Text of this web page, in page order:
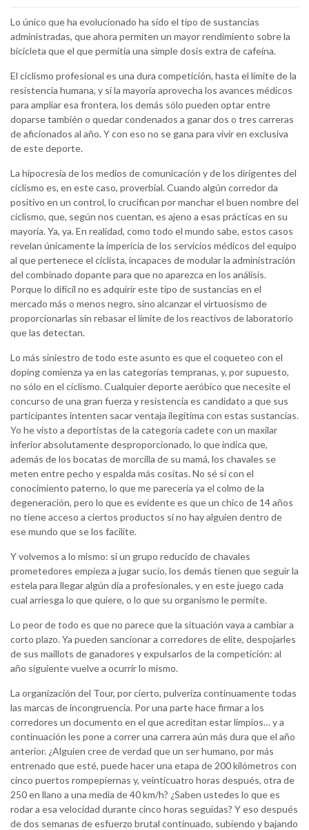
Lo único que ha evolucionado ha sido el tipo de sustancias
administradas, que ahora permiten un mayor rendimiento sobre la
bicicleta que el que permitía una simple dosis extra de cafeína.
El ciclismo profesional es una dura competición, hasta el límite de la
resistencia humana, y si la mayoría aprovecha los avances médicos
para ampliar esa frontera, los demás sólo pueden optar entre
doparse también o quedar condenados a ganar dos o tres carreras
de aficionados al año. Y con eso no se gana para vivir en exclusiva
de este deporte.
La hipocresía de los medios de comunicación y de los dirigentes del
ciclismo es, en este caso, proverbial. Cuando algún corredor da
positivo en un control, lo crucifican por manchar el buen nombre del
ciclismo, que, según nos cuentan, es ajeno a esas prácticas en su
mayoría. Ya, ya. En realidad, como todo el mundo sabe, estos casos
revelan únicamente la impericia de los servicios médicos del equipo
al que pertenece el ciclista, incapaces de modular la administración
del combinado dopante para que no aparezca en los análisis.
Porque lo difícil no es adquirir este tipo de sustancias en el
mercado más o menos negro, sino alcanzar el virtuosismo de
proporcionarlas sin rebasar el límite de los reactivos de laboratorio
que las detectan.
Lo más siniestro de todo este asunto es que el coqueteo con el
doping comienza ya en las categorías tempranas, y, por supuesto,
no sólo en el ciclismo. Cualquier deporte aeróbico que necesite el
concurso de una gran fuerza y resistencia es candidato a que sus
participantes intenten sacar ventaja ilegítima con estas sustancias.
Yo he visto a deportistas de la categoría cadete con un maxilar
inferior absolutamente desproporcionado, lo que indica que,
además de los bocatas de morcilla de su mamá, los chavales se
meten entre pecho y espalda más cositas. No sé si con el
conocimiento paterno, lo que me parecería ya el colmo de la
degeneración, pero lo que es evidente es que un chico de 14 años
no tiene acceso a ciertos productos si no hay alguien dentro de
ese mundo que se los facilite.
Y volvemos a lo mismo: si un grupo reducido de chavales
prometedores empieza a jugar sucio, los demás tienen que seguir la
estela para llegar algún día a profesionales, y en este juego cada
cual arriesga lo que quiere, o lo que su organismo le permite.
Lo peor de todo es que no parece que la situación vaya a cambiar a
corto plazo. Ya pueden sancionar a corredores de elite, despojarles
de sus maillots de ganadores y expulsarlos de la competición: al
año siguiente vuelve a ocurrir lo mismo.
La organización del Tour, por cierto, pulveriza continuamente todas
las marcas de incongruencia. Por una parte hace firmar a los
corredores un documento en el que acreditan estar limpios… y a
continuación les pone a correr una carrera aún más dura que el año
anterior. ¿Alguien cree de verdad que un ser humano, por más
entrenado que esté, puede hacer una etapa de 200 kilómetros con
cinco puertos rompepiernas y, veinticuatro horas después, otra de
250 en llano a una media de 40 km/h? ¿Saben ustedes lo que es
rodar a esa velocidad durante cinco horas seguidas? Y eso después
de dos semanas de esfuerzo brutal continuado, subiendo y bajando